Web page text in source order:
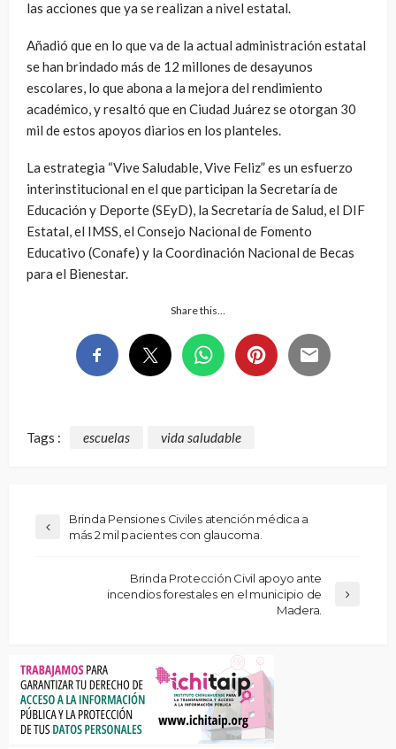
las acciones que ya se realizan a nivel estatal.
Añadió que en lo que va de la actual administración estatal
se han brindado más de 12 millones de desayunos
escolares, lo que abona a la mejora del rendimiento
académico, y resaltó que en Ciudad Juárez se otorgan 30
mil de estos apoyos diarios en los planteles.
La estrategia “Vive Saludable, Vive Feliz” es un esfuerzo
interinstitucional en el que participan la Secretaría de
Educación y Deporte (SEyD), la Secretaría de Salud, el DIF
Estatal, el IMSS, el Consejo Nacional de Fomento
Educativo (Conafe) y la Coordinación Nacional de Becas
para el Bienestar.
Share this…
Tags : escuelas vida saludable
Brinda Pensiones Civiles atención médica a
más 2 mil pacientes con glaucoma.
Brinda Protección Civil apoyo ante
incendios forestales en el municipio de
Madera.